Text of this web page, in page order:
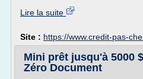
Lire la suite
Site : https://www.credit-pas-
Mini prêt jusqu'à 5000
Zéro Document